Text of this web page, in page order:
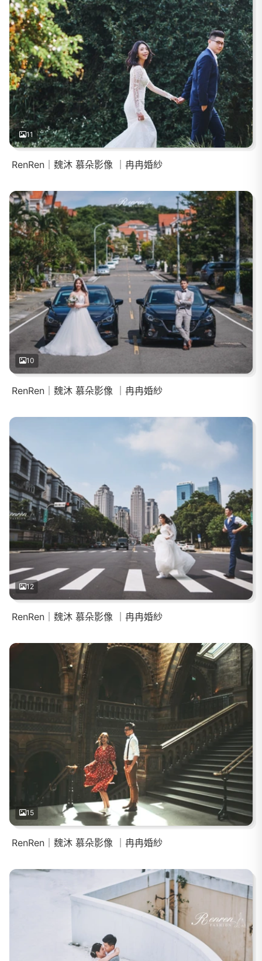
11
RenRen｜魏沐 慕朵影像 ｜冉冉婚紗
10
RenRen｜魏沐 慕朵影像 ｜冉冉婚紗
12
RenRen｜魏沐 慕朵影像 ｜冉冉婚紗
15
RenRen｜魏沐 慕朵影像 ｜冉冉婚紗